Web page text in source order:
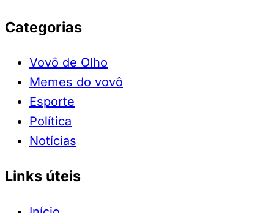
Categorias
Vovô de Olho
Memes do vovô
Esporte
Política
Notícias
Links úteis